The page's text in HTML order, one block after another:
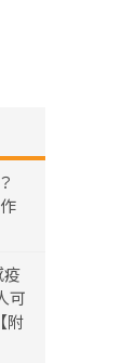
疫
可
附